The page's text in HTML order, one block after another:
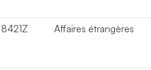
8421Z Affaires étrangères